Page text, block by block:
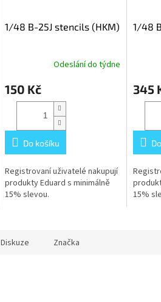
1/48 B-25J stencils (HKM)
Odeslání do týdne
150 Kč
Do košíku
Registrovaní uživatelé nakupují
produkty Eduard s minimálně
15% slevou.
1/48
345
15%
Diskuze Značka